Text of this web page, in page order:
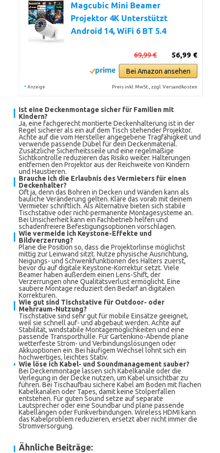
Magcubic Mini Beamer
Projektor 4K Unterstützt
Android 14, WiFi 6 BT 5.4
56,99 €
69,99 €
Bei Amazon ansehen
* Anzeige Preis inkl. MwSt., zzgl. Versandkosten
Ist eine Deckenmontage sicher für Familien mit
Kindern?
Ja, eine fachgerecht montierte Deckenhalterung ist in der
Regel sicherer als ein auf dem Tisch stehender Projektor.
Achte auf die vom Hersteller angegebene Tragfähigkeit und
verwende passende Dübel für dein Deckenmaterial.
Zusätzliche Sicherheitsseile und eine regelmäßige
Sichtkontrolle reduzieren das Risiko weiter. Halterungen
entfernen den Projektor aus der Reichweite von Kindern
und Haustieren.
Brauche ich die Erlaubnis des Vermieters für einen
Deckenhalter?
Oft ja, denn das Bohren in Decken und Wänden kann als
bauliche Veränderung gelten. Kläre das vorab mit deinem
Vermieter schriftlich. Als Alternative bieten sich stabile
Tischstative oder nicht-permanente Montagesysteme an.
Bei Unsicherheit kann ein Fachbetrieb helfen und
schadenfreiere Befestigungsoptionen vorschlagen.
Wie vermeide ich Keystone-Effekte und
Bildverzerrung?
Plane die Position so, dass die Projektorlinse möglichst
mittig zur Leinwand sitzt. Nutze physische Ausrichtung,
Neigungs- und Schwenkfunktionen des Halters zuerst,
bevor du auf digitale Keystone-Korrektur setzt. Viele
Beamer haben außerdem einen Lens-Shift, der
Verzerrungen ohne Qualitätsverlust ermöglicht. Eine
saubere Montage reduziert den Bedarf an digitalen
Korrekturen.
Wie gut sind Tischstative für Outdoor- oder
Mehrraum-Nutzung?
Tischstative sind sehr gut für mobile Einsätze geeignet,
weil sie schnell auf- und abgebaut werden. Achte auf
Stabilität, windstabile Montagemöglichkeiten und eine
passende Transporthülle. Für Gartenkino-Abende plane
wetterfeste Strom- und Verbindungslösungen oder
Akkuoptionen ein. Bei häufigem Wechsel lohnt sich ein
hochwertiges, leichtes Stativ.
Wie löse ich Kabel- und Soundmanagement sauber?
Bei Deckenmontage lassen sich Kabelkanäle oder die
Verlegung in der Decke nutzen, um Kabel unsichtbar zu
führen. Bei Tischaufbau sichere Kabel am Boden mit flachen
Kabelkanälen oder Tapes, damit keine Stolperfallen
entstehen. Für guten Sound setze auf separate
Lautsprecher oder eine Soundbar und plane passende
Kabellängen oder Funkverbindungen. Wireless HDMI kann
das Kabelproblem reduzieren, ersetzt aber nicht immer die
Stromversorgung.
Ähnliche Beiträge: